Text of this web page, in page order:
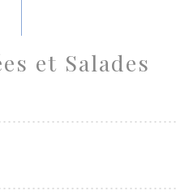
et Salades